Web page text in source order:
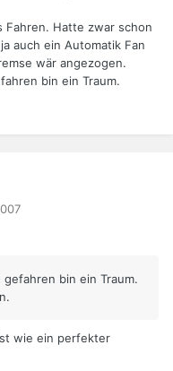
Fahren. Hatte zwar schon
auch ein Automatik Fan
wär angezogen.
bin ein Traum.
bin ein Traum.
wie ein perfekter